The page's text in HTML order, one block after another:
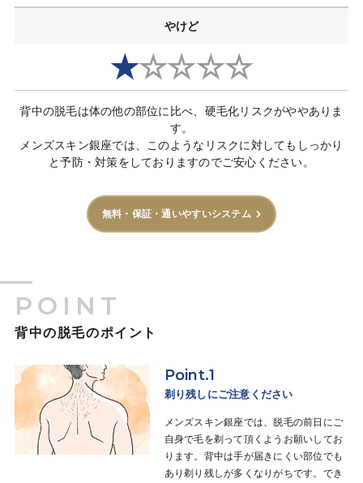
やけど
★☆☆☆☆
背中の脱毛は体の他の部位に比べ、硬毛化リスクがややありま
す。
メンズスキン銀座では、このようなリスクに対してもしっかり
と予防・対策をしておりますのでご安心ください。
無料・保証・通いやすいシステム
POINT
背中の脱毛のポイント
Point.1
剃り残しにご注意ください
メンズスキン銀座では、脱毛の前日にご
自身で毛を剃って頂くようお願いしてお
ります。背中は手が届きにくい部位でも
あり剃り残しが多くなりがちです。でき